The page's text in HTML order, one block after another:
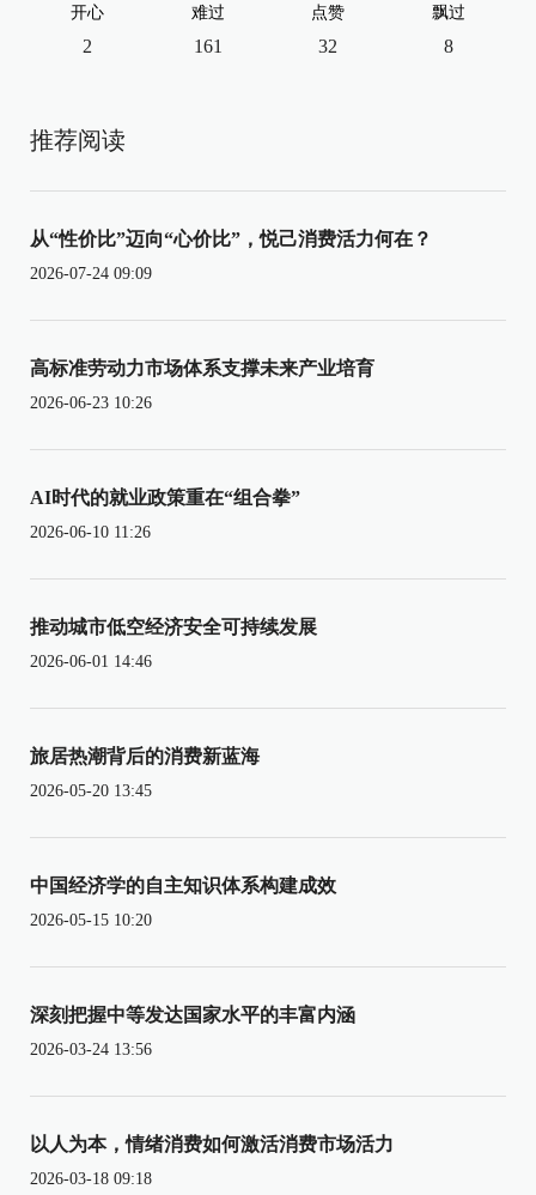
开心
2
难过
161
点赞
32
飘过
8
推荐阅读
从“性价比”迈向“心价比”，悦己消费活力何在？
2026-07-24 09:09
高标准劳动力市场体系支撑未来产业培育
2026-06-23 10:26
AI时代的就业政策重在“组合拳”
2026-06-10 11:26
推动城市低空经济安全可持续发展
2026-06-01 14:46
旅居热潮背后的消费新蓝海
2026-05-20 13:45
中国经济学的自主知识体系构建成效
2026-05-15 10:20
深刻把握中等发达国家水平的丰富内涵
2026-03-24 13:56
以人为本，情绪消费如何激活消费市场活力
2026-03-18 09:18